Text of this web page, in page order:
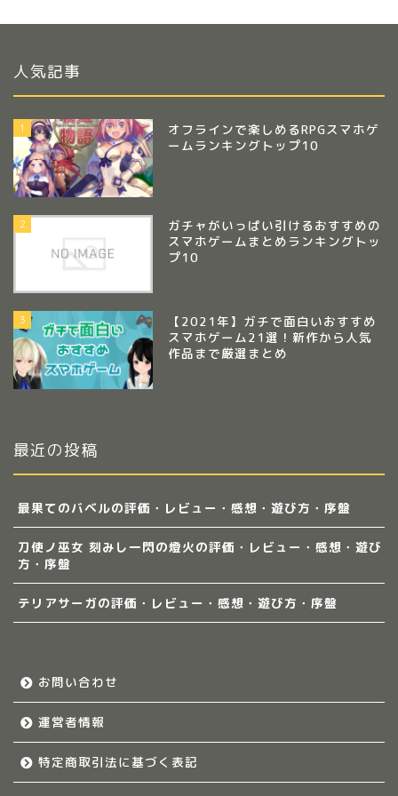
人気記事
1
オフラインで楽しめるRPGスマホゲ
ームランキングトップ10
2
ガチャがいっぱい引けるおすすめの
スマホゲームまとめランキングトッ
プ10
3
【2021年】ガチで面白いおすすめ
スマホゲーム21選！新作から人気
作品まで厳選まとめ
最近の投稿
最果てのバベルの評価・レビュー・感想・遊び方・序盤
刀使ノ巫女 刻みし一閃の燈火の評価・レビュー・感想・遊び
方・序盤
テリアサーガの評価・レビュー・感想・遊び方・序盤
お問い合わせ
運営者情報
特定商取引法に基づく表記